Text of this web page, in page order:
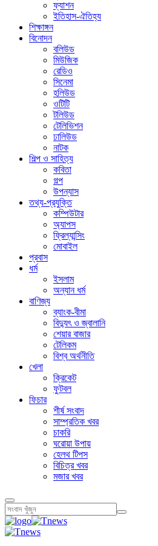
ফ্যাশন
ইতিহাস-ঐতিহ্য
শিক্ষাঙ্গন
বিনোদন
বলিউড
মিউজিক
রেডিও
সিনেমা
হলিউড
ওটিটি
টলিউড
টেলিভিশন
ঢালিউড
নাটক
শিল্প ও সাহিত্য
কবিতা
গল্প
উপন্যাস
তথ্য-প্রযুক্তি
কম্পিউটার
অ্যাপস
ফ্রিল্যান্সিং
মোবাইল
প্রবাস
ধর্ম
ইসলাম
অন্যান ধর্ম
বাণিজ্য
ব্যাংক-বীমা
বিদ্যুৎ ও জ্বালানি
শেয়ার বাজার
টেলিকম
বিশ্ব অর্থনীতি
খেলা
ক্রিকেট
ফুটবল
ফিচার
শীর্ষ সংবাদ
সাম্প্রতিক খবর
চাকরি
ঘরোয়া উপায়
হেলথ টিপস
বিচিত্র খবর
মজার খবর